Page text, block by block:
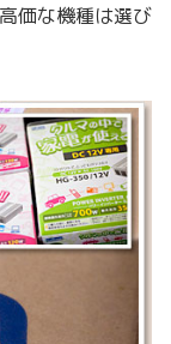
価な機種は選び